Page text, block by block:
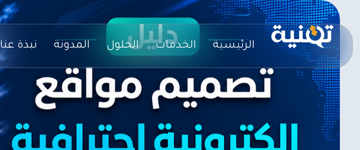
الرئيسية الخدمات الحلول المدونة نبذة عنا